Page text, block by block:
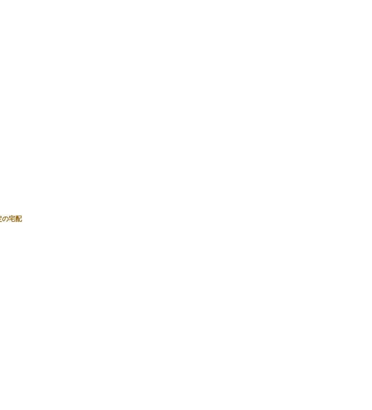
の宅配